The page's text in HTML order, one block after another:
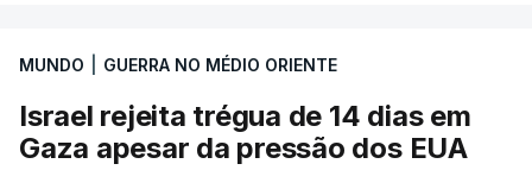
MUNDO GUERRA NO MÉDIO ORIENTE
Israel rejeita trégua de 14 dias em
Gaza apesar da pressão dos EUA